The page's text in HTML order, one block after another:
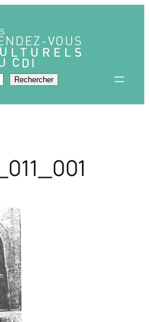
Rechercher